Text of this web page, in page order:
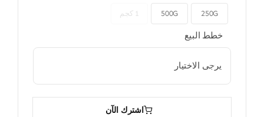
250G
500G 1 كجم
خطط البيع

اشترك الآن